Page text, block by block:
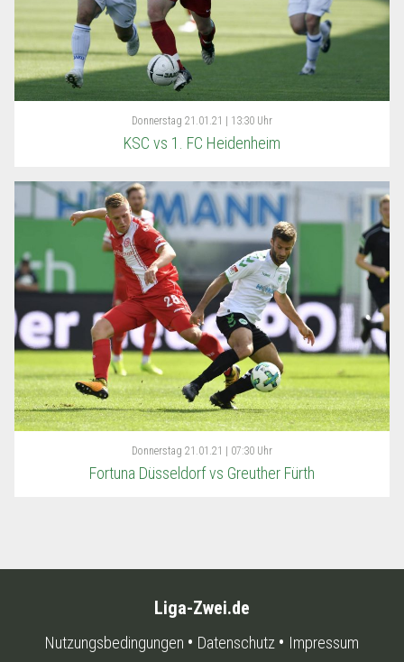
Donnerstag 21.01.21 | 13:30 Uhr
KSC vs 1. FC Heidenheim
Donnerstag 21.01.21 | 07:30 Uhr
Fortuna Düsseldorf vs Greuther Fürth
Liga-Zwei.de
Nutzungsbedingungen Datenschutz Impressum